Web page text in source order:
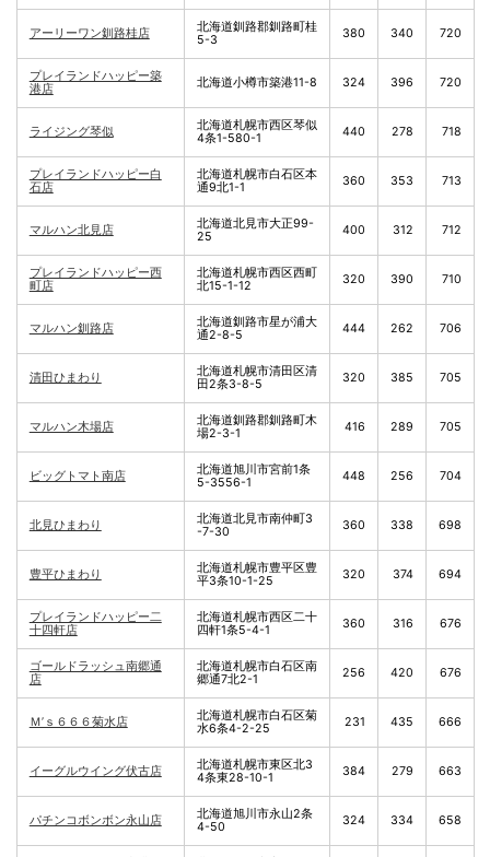
アーリーワン釧路桂店
北海道釧路郡釧路町桂
5-3
380 340 720
プレイランドハッピー築
港店
北海道小樽市築港11-8 324 396 720
ライジング琴似
北海道札幌市西区琴似
4条1-580-1
440 278 718
プレイランドハッピー白
石店
北海道札幌市白石区本
通9北1-1
360 353 713
マルハン北見店
北海道北見市大正99-
25
400 312 712
プレイランドハッピー西
町店
北海道札幌市西区西町
北15-1-12
320 390 710
マルハン釧路店
北海道釧路市星が浦大
通2-8-5
444 262 706
清田ひまわり
北海道札幌市清田区清
田2条3-8-5
320 385 705
マルハン木場店
北海道釧路郡釧路町木
場2-3-1
416 289 705
ビッグトマト南店
北海道旭川市宮前1条
5-3556-1
448 256 704
北見ひまわり
北海道北見市南仲町3
-7-30
360 338 698
豊平ひまわり
北海道札幌市豊平区豊
平3条10-1-25
320 374 694
プレイランドハッピー二
十四軒店
北海道札幌市西区二十
四軒1条5-4-1
360 316 676
ゴールドラッシュ南郷通
店
北海道札幌市白石区南
郷通7北2-1
256 420 676
Ｍ’ｓ６６６菊水店
北海道札幌市白石区菊
水6条4-2-25
231 435 666
イーグルウイング伏古店
北海道札幌市東区北3
4条東28-10-1
384 279 663
パチンコボンボン永山店
北海道旭川市永山2条
4-50
324 334 658